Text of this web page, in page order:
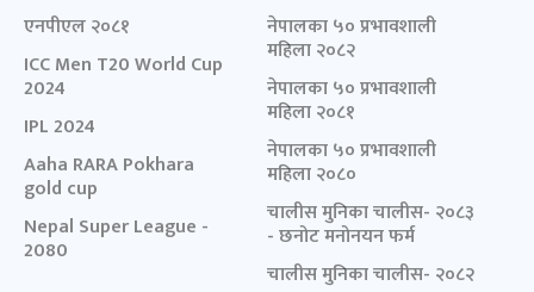
एनपीएल २०८१
ICC Men T20 World Cup
2024
IPL 2024
Aaha RARA Pokhara
gold cup
Nepal Super League -
2080
नेपालका ५० प्रभावशाली
महिला २०८२
नेपालका ५० प्रभावशाली
महिला २०८१
नेपालका ५० प्रभावशाली
महिला २०८०
चालीस मुनिका चालीस- २०८३
- छनोट मनोनयन फर्म
चालीस मुनिका चालीस- २०८२